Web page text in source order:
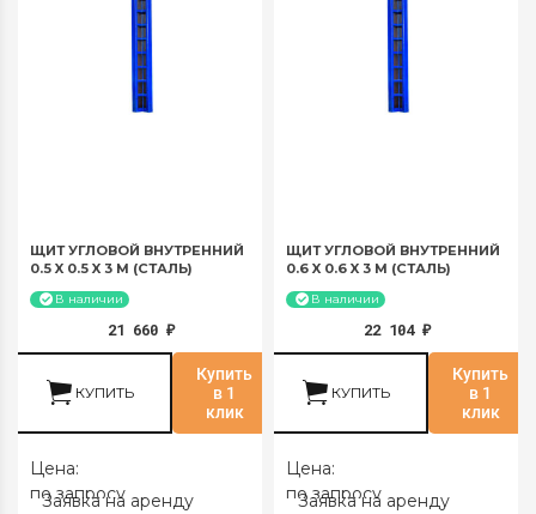
ЩИТ УГЛОВОЙ ВНУТРЕННИЙ
0.5 X 0.5 X 3 М (СТАЛЬ)
В наличии
21 660 ₽
КУПИТЬ
Купить
в 1
клик
Цена:
по запросу
Заявка на аренду
ЩИТ УГЛОВОЙ ВНУТРЕННИЙ
0.6 X 0.6 X 3 М (СТАЛЬ)
В наличии
22 104 ₽
КУПИТЬ
Купить
в 1
клик
Цена:
по запросу
Заявка на аренду